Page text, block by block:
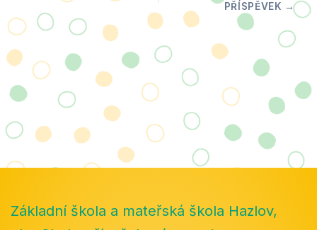
Základní škola a mateřská škola Hazlov,